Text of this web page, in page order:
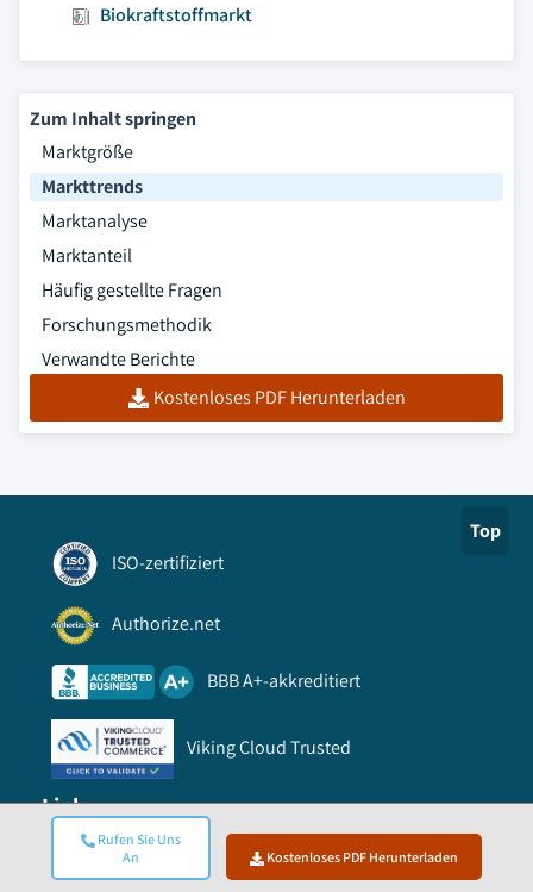
Rufen Sie Uns
An
Kostenloses PDF Herunterladen
Biokraftstoffmarkt
Zum Inhalt springen
Marktgröße
Markttrends
Marktanalyse
Marktanteil
Häufig gestellte Fragen
Forschungsmethodik
Verwandte Berichte
Kostenloses PDF Herunterladen
Top
ISO-zertifiziert
Authorize.net
BBB A+-akkreditiert
Viking Cloud Trusted
Link
FAQ